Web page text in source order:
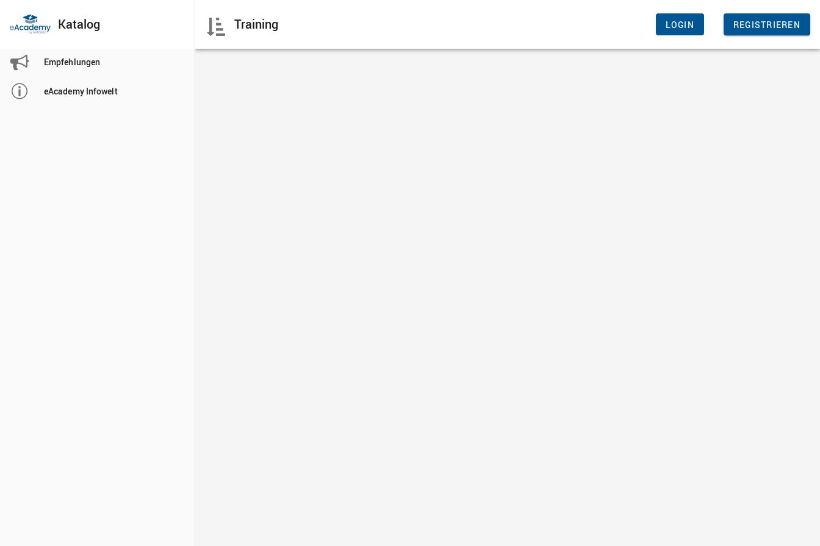
Katalog
 Empfehlungen
 eAcademy Infowelt